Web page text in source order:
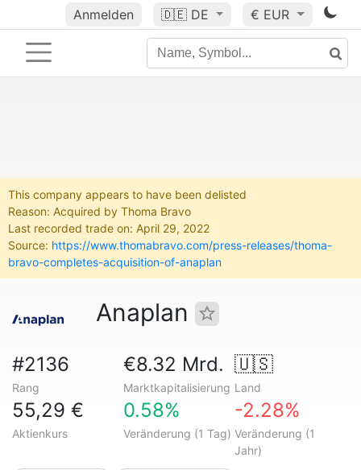
Anmelden 🇩🇪 DE € EUR
This company appears to have been delisted
Reason: Acquired by Thoma Bravo
Last recorded trade on: April 29, 2022
Source: https://www.thomabravo.com/press-releases/thoma-
bravo-completes-acquisition-of-anaplan
Anaplan
#2136
Rang
€8.32 Mrd.
Marktkapitalisierung
🇺🇸
Land
55,29 €
Aktienkurs
0.58%
Veränderung (1 Tag)
-2.28%
Veränderung (1
Jahr)